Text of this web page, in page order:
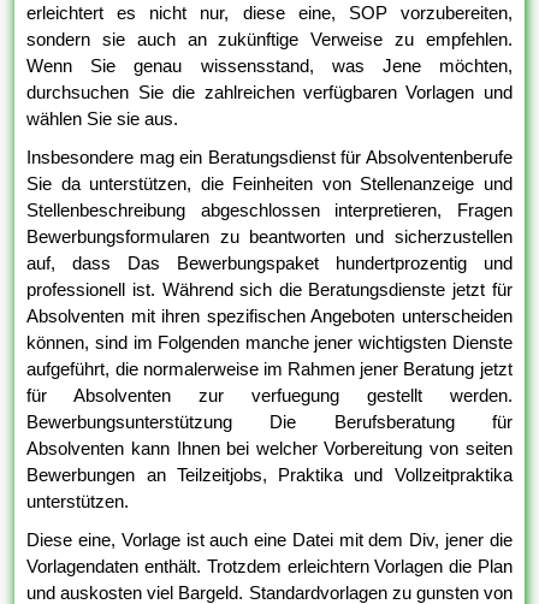
erleichtert es nicht nur, diese eine, SOP vorzubereiten,
sondern sie auch an zukünftige Verweise zu empfehlen.
Wenn Sie genau wissensstand, was Jene möchten,
durchsuchen Sie die zahlreichen verfügbaren Vorlagen und
wählen Sie sie aus.
Insbesondere mag ein Beratungsdienst für Absolventenberufe
Sie da unterstützen, die Feinheiten von Stellenanzeige und
Stellenbeschreibung abgeschlossen interpretieren, Fragen
Bewerbungsformularen zu beantworten und sicherzustellen
auf, dass Das Bewerbungspaket hundertprozentig und
professionell ist. Während sich die Beratungsdienste jetzt für
Absolventen mit ihren spezifischen Angeboten unterscheiden
können, sind im Folgenden manche jener wichtigsten Dienste
aufgeführt, die normalerweise im Rahmen jener Beratung jetzt
für Absolventen zur verfuegung gestellt werden.
Bewerbungsunterstützung Die Berufsberatung für
Absolventen kann Ihnen bei welcher Vorbereitung von seiten
Bewerbungen an Teilzeitjobs, Praktika und Vollzeitpraktika
unterstützen.
Diese eine, Vorlage ist auch eine Datei mit dem Div, jener die
Vorlagendaten enthält. Trotzdem erleichtern Vorlagen die Plan
und auskosten viel Bargeld. Standardvorlagen zu gunsten von